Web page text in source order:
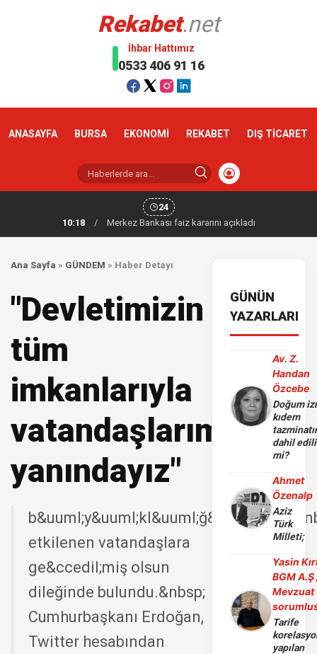
Rekabet.net
İhbar Hattımız
0533 406 91 16
ANASAYFA BURSA EKONOMİ REKABET DIŞ TİCARET
24
10:18
/ Merkez Bankası faiz kararını açıkladı
Ana Sayfa » GÜNDEM » Haber Detayı
"Devletimizin
tüm
imkanlarıyla
vatandaşlarımızın
yanındayız"
etkilenen vatandaşlara
ge&ccedil;miş olsun
dileğinde bulundu.&nbsp;
Cumhurbaşkanı Erdoğan,
Twitter hesabından
GÜNÜN
YAZARLARI
Av. Z.
Handan
Özcebe
Doğum
kıdem
dahil
mi?
Ahmet
Özenalp
Aziz
Türk
Milleti;
Yasin
BGM A.Ş
Mevzuat
Tarife
yapılan